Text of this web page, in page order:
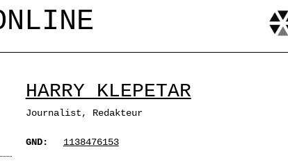
Jump to navigation
HARRY KLEPETAR
Journalist, Redakteur
GND: 1138476153